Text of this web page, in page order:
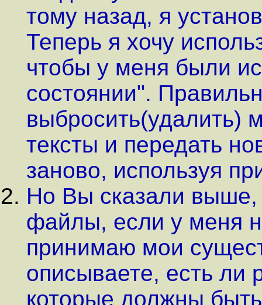
тому назад, я
Теперь я хочу
чтобы у меня были
состоянии".
выбросить(удалить)
тексты и передать
заново, используя
Но Вы сказали выше,
файлы, если у меня
принимаю мои
описываете, есть ли
которые должны